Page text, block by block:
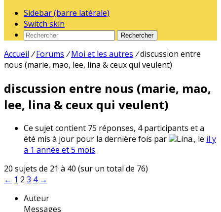
Sidebar (barre latérale)
Switch skin
Rechercher
Accueil / Forums / Moi et les autres /discussion entre
nous (marie, mao, lee, lina & ceux qui veulent)
discussion entre nous (marie, mao,
lee, lina & ceux qui veulent)
Ce sujet contient 75 réponses, 4 participants et a
été mis à jour pour la dernière fois par
Lina., le il y
a 1 année et 5 mois.
20 sujets de 21 à 40 (sur un total de 76)
← 1 2 3 4 →
Auteur
Messages